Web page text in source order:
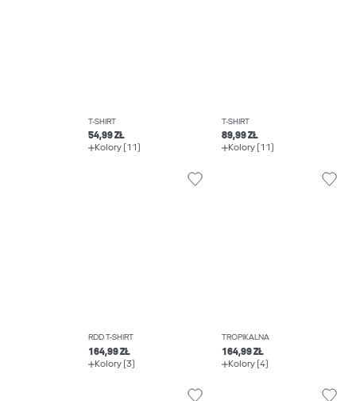
T-SHIRT
54,99 ZŁ
Kolory (11)
T-SHIRT
89,99 ZŁ
Kolory (11)
RDD T-SHIRT
164,99 ZŁ
Kolory (3)
TROPIKALNA
164,99 ZŁ
Kolory (4)